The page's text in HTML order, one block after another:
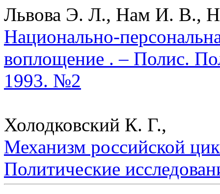
Львова Э. Л., Нам И. В.,
Национально-
воплощение . – Полис.
1993. №2
Холодковский К. Г.,
Механизм российской
Политические